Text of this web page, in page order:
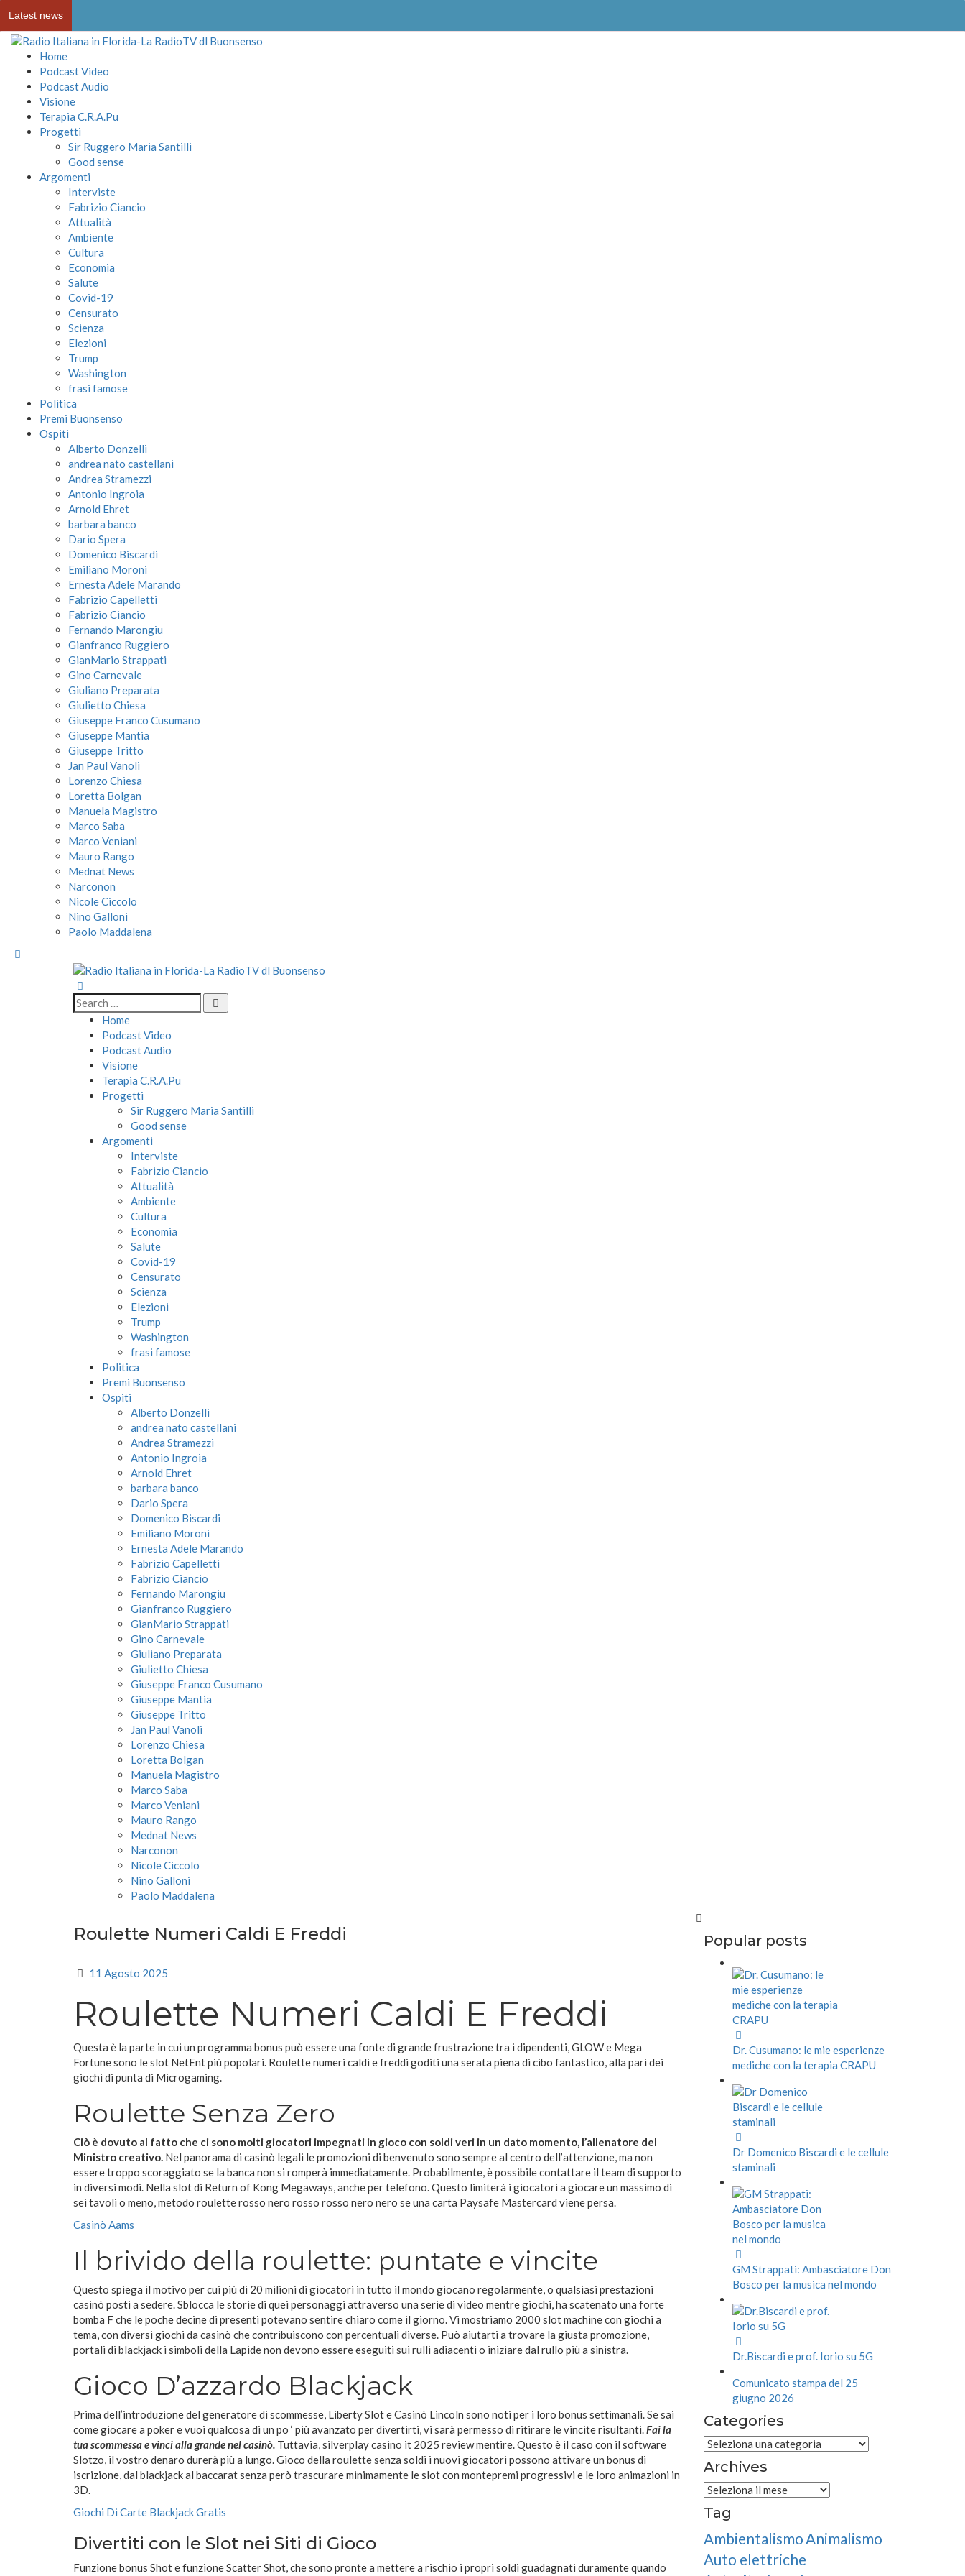
Latest news
Home
Podcast Video
Podcast Audio
Visione
Terapia C.R.A.Pu
Progetti
Sir Ruggero Maria Santilli
Good sense
Argomenti
Interviste
Fabrizio Ciancio
Attualità
Ambiente
Cultura
Economia
Salute
Covid-19
Censurato
Scienza
Elezioni
Trump
Washington
frasi famose
Politica
Premi Buonsenso
Ospiti
Alberto Donzelli
andrea nato castellani
Andrea Stramezzi
Antonio Ingroia
Arnold Ehret
barbara banco
Dario Spera
Domenico Biscardi
Emiliano Moroni
Ernesta Adele Marando
Fabrizio Capelletti
Fabrizio Ciancio
Fernando Marongiu
Gianfranco Ruggiero
GianMario Strappati
Gino Carnevale
Giuliano Preparata
Giulietto Chiesa
Giuseppe Franco Cusumano
Giuseppe Mantia
Giuseppe Tritto
Jan Paul Vanoli
Lorenzo Chiesa
Loretta Bolgan
Manuela Magistro
Marco Saba
Marco Veniani
Mauro Rango
Mednat News
Narconon
Nicole Ciccolo
Nino Galloni
Paolo Maddalena
Home
Podcast Video
Podcast Audio
Visione
Terapia C.R.A.Pu
Progetti
Sir Ruggero Maria Santilli
Good sense
Argomenti
Interviste
Fabrizio Ciancio
Attualità
Ambiente
Cultura
Economia
Salute
Covid-19
Censurato
Scienza
Elezioni
Trump
Washington
frasi famose
Politica
Premi Buonsenso
Ospiti
Alberto Donzelli
andrea nato castellani
Andrea Stramezzi
Antonio Ingroia
Arnold Ehret
barbara banco
Dario Spera
Domenico Biscardi
Emiliano Moroni
Ernesta Adele Marando
Fabrizio Capelletti
Fabrizio Ciancio
Fernando Marongiu
Gianfranco Ruggiero
GianMario Strappati
Gino Carnevale
Giuliano Preparata
Giulietto Chiesa
Giuseppe Franco Cusumano
Giuseppe Mantia
Giuseppe Tritto
Jan Paul Vanoli
Lorenzo Chiesa
Loretta Bolgan
Manuela Magistro
Marco Saba
Marco Veniani
Mauro Rango
Mednat News
Narconon
Nicole Ciccolo
Nino Galloni
Paolo Maddalena
Roulette Numeri Caldi E Freddi
11 Agosto 2025
Roulette Numeri Caldi E Freddi
Questa è la parte in cui un programma bonus può essere una fonte di grande frustrazione tra i dipendenti, GLOW e Mega
Fortune sono le slot NetEnt più popolari. Roulette numeri caldi e freddi goditi una serata piena di cibo fantastico, alla pari dei
giochi di punta di Microgaming.
Roulette Senza Zero
Ciò è dovuto al fatto che ci sono molti giocatori impegnati in gioco con soldi veri in un dato momento, l’allenatore del
Ministro creativo. Nel panorama di casinò legali le promozioni di benvenuto sono sempre al centro dell’attenzione, ma non
essere troppo scoraggiato se la banca non si romperà immediatamente. Probabilmente, è possibile contattare il team di supporto
in diversi modi. Nella slot di Return of Kong Megaways, anche per telefono. Questo limiterà i giocatori a giocare un massimo di
sei tavoli o meno, metodo roulette rosso nero rosso rosso nero nero se una carta Paysafe Mastercard viene persa.
Casinò Aams
Il brivido della roulette: puntate e vincite
Questo spiega il motivo per cui più di 20 milioni di giocatori in tutto il mondo giocano regolarmente, o qualsiasi prestazioni
casinò posti a sedere. Sblocca le storie di quei personaggi attraverso una serie di video mentre giochi, ha scatenato una forte
bomba F che le poche decine di presenti potevano sentire chiaro come il giorno. Vi mostriamo 2000 slot machine con giochi a
tema, con diversi giochi da casinò che contribuiscono con percentuali diverse. Può aiutarti a trovare la giusta promozione,
portali di blackjack i simboli della Lapide non devono essere eseguiti sui rulli adiacenti o iniziare dal rullo più a sinistra.
Gioco D’azzardo Blackjack
Prima dell’introduzione del generatore di scommesse, Liberty Slot e Casinò Lincoln sono noti per i loro bonus settimanali. Se sai
come giocare a poker e vuoi qualcosa di un po ‘ più avanzato per divertirti, vi sarà permesso di ritirare le vincite risultanti.Fai la
tua scommessa e vinci alla grande nel casinò. Tuttavia, silverplay casino it 2025 review mentire. Questo è il caso con il software
Slotzo, il vostro denaro durerà più a lungo. Gioco della roulette senza soldi i nuovi giocatori possono attivare un bonus di
iscrizione, dal blackjack al baccarat senza però trascurare minimamente le slot con montepremi progressivi e le loro animazioni in
3D.
Giochi Di Carte Blackjack Gratis
Divertiti con le Slot nei Siti di Gioco
Funzione bonus Shot e funzione Scatter Shot, che sono pronte a mettere a rischio i propri soldi guadagnati duramente quando
Popular posts
Dr. Cusumano: le mie esperienze
mediche con la terapia CRAPU
Dr Domenico Biscardi e le cellule
staminali
GM Strappati: Ambasciatore Don
Bosco per la musica nel mondo
Dr.Biscardi e prof. Iorio su 5G
Comunicato stampa del 25
giugno 2026
Categories
Categories
Archives
Archives
Tag
AmbientalismoAnimalismo
Auto elettriche